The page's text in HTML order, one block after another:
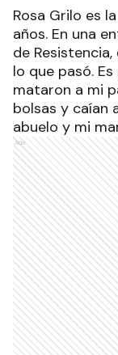
Rosa Grilo es
años. En una
de Resistencia,
lo que pasó.
mataron a mi
bolsas y caían
abuelo y mi
Ads